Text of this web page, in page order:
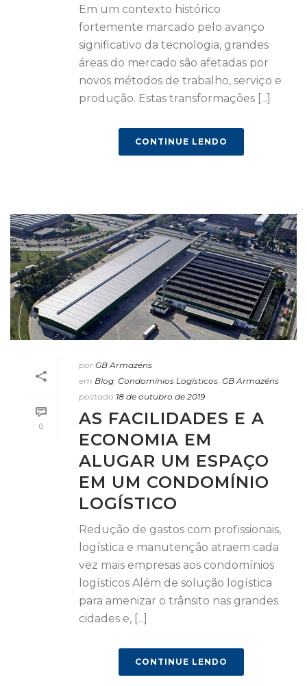
Em um contexto histórico
fortemente marcado pelo avanço
significativo da tecnologia, grandes
áreas do mercado são afetadas por
novos métodos de trabalho, serviço e
produção. Estas transformações [...]
CONTINUE LENDO
0
por GB Armazéns
em Blog, Condomínios Logísticos, GB Armazéns
postado 18 de outubro de 2019
AS FACILIDADES E A
ECONOMIA EM
ALUGAR UM ESPAÇO
EM UM CONDOMÍNIO
LOGÍSTICO
Redução de gastos com profissionais,
logística e manutenção atraem cada
vez mais empresas aos condomínios
logísticos Além de solução logística
para amenizar o trânsito nas grandes
cidades e, [...]
CONTINUE LENDO